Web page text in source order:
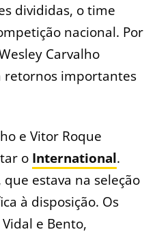
divididas, o time
nacional. Por
Carvalho
retornos importantes
e Vitor Roque
o International.
estava na seleção
à disposição. Os
e Bento,